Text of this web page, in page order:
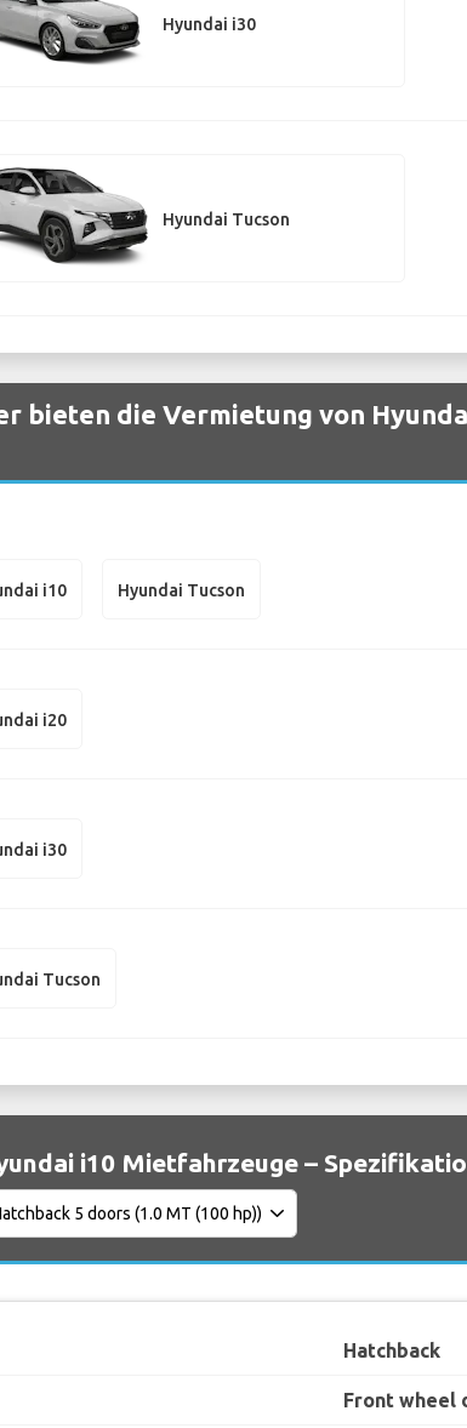
Hyundai i30
Hyundai Tucson
bieten die Vermietung von
i10 Hyundai Tucson
i20
i30
Tucson
i10 Mietfahrzeuge –
Hatchback
Front wheel